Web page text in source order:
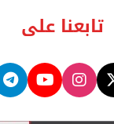
تابعنا على